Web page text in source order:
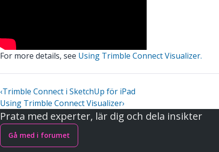
For more details, see Using Trimble Connect Visualizer.
‹Trimble Connect i SketchUp för iPad
Using Trimble Connect Visualizer›
Prata med experter, lär dig och dela insikter
Gå med i forumet